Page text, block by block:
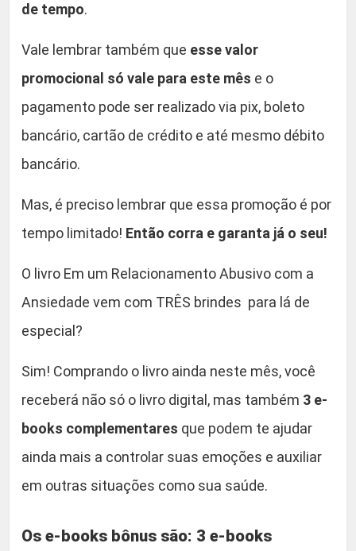
de tempo.
Vale lembrar também que esse valor
promocional só vale para este mês e o
pagamento pode ser realizado via pix, boleto
bancário, cartão de crédito e até mesmo débito
bancário.
Mas, é preciso lembrar que essa promoção é por
tempo limitado! Então corra e garanta já o seu!
O livro Em um Relacionamento Abusivo com a
Ansiedade vem com TRÊS brindes para lá de
especial?
Sim! Comprando o livro ainda neste mês, você
receberá não só o livro digital, mas também 3 e-
books complementares que podem te ajudar
ainda mais a controlar suas emoções e auxiliar
em outras situações como sua saúde.
Os e-books bônus são: 3 e-books